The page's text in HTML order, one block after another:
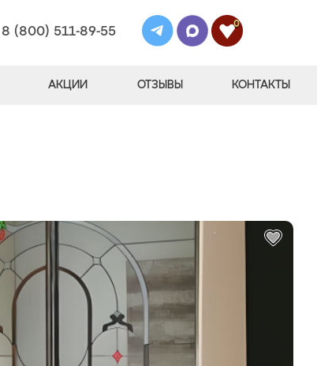
8 (800) 511-89-55
0
АКЦИИ ОТЗЫВЫ КОНТАКТЫ